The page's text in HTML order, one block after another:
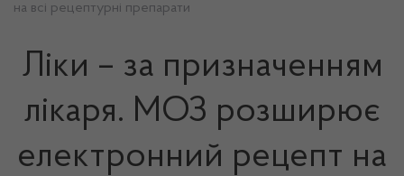
на всі рецептурні препарати
Ліки – за призначенням
лікаря. МОЗ розширює
електронний рецепт на